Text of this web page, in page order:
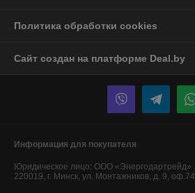
Политика обработки cookies
Сайт создан на платформе Deal.by
Информация для покупателя
Юридическое лицо: ООО «Энергодартрейд»
220019, г. Минск, ул. Монтажников, д. 9, оф.74